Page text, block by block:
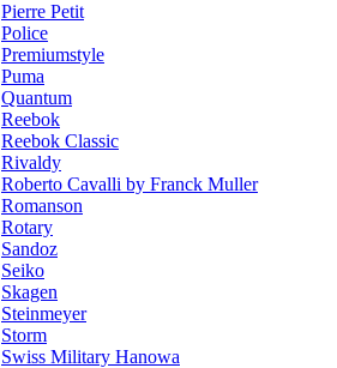
Pierre Petit
Police
Premiumstyle
Puma
Quantum
Reebok
Reebok Classic
Rivaldy
Roberto Cavalli by Franck Muller
Romanson
Rotary
Sandoz
Seiko
Skagen
Steinmeyer
Storm
Swiss Military Hanowa